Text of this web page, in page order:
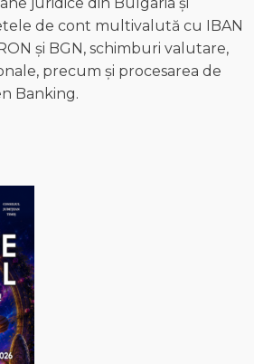
juridice din Bulgaria și
de cont multivalută cu IBAN
și BGN, schimburi valutare,
precum și procesarea de
Banking.